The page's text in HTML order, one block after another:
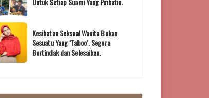
Kesihatan Seksual Wanita Bukan
Sesuatu Yang ‘Taboo’. Segera
Bertindak dan Selesaikan.